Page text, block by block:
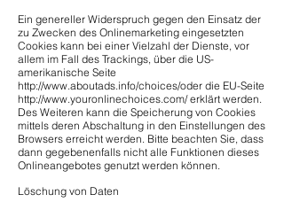
Ein genereller Widerspruch gegen den Einsatz der
zu Zwecken des Onlinemarketing eingesetzten
Cookies kann bei einer Vielzahl der Dienste, vor
allem im Fall des Trackings, über die US-
amerikanische Seite
http://www.aboutads.info/choices/oder die EU-Seite
http://www.youronlinechoices.com/ erklärt werden.
Des Weiteren kann die Speicherung von Cookies
mittels deren Abschaltung in den Einstellungen des
Browsers erreicht werden. Bitte beachten Sie, dass
dann gegebenenfalls nicht alle Funktionen dieses
Onlineangebotes genutzt werden können.
Löschung von Daten